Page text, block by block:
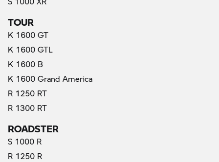
TOUR
K 1600 GT
K 1600 GTL
K 1600 B
K 1600 Grand America
R 1250 RT
R 1300 RT
ROADSTER
S 1000 R
R 1250 R